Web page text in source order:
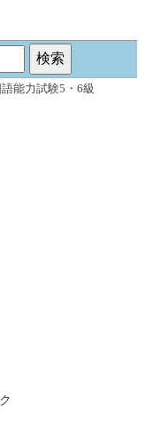
能力試験5・6級